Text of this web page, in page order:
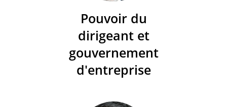
Pouvoir du
dirigeant et
gouvernement
d'entreprise